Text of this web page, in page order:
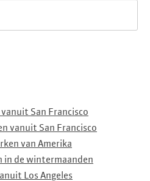
San Francisco
vanuit San Francisco
van Amerika
in de wintermaanden
Los Angeles